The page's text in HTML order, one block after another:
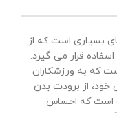
بسیاری است که از
قرار می‌ گیرد.
که به ورزشکاران
خود، از برودت بدن
است که احساس